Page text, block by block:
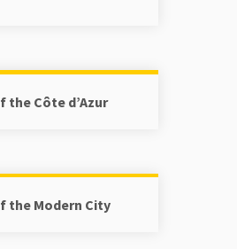
the Côte d’Azur
the Modern City